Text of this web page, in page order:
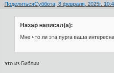
ПоделитьсяСуббота, 8 февраля, 2025г.
Назар написал(а):
Мне что ли эта пурга ваша
это из Библии